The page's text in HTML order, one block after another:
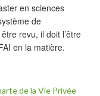
en sciences
de
revu, il doit l’être
en la matière.
de la Vie Privée